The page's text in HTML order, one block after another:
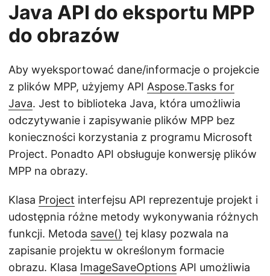
Java API do eksportu MPP
do obrazów
Aby wyeksportować dane/informacje o projekcie
z plików MPP, użyjemy API Aspose.Tasks for
Java. Jest to biblioteka Java, która umożliwia
odczytywanie i zapisywanie plików MPP bez
konieczności korzystania z programu Microsoft
Project. Ponadto API obsługuje konwersję plików
MPP na obrazy.
Klasa Project interfejsu API reprezentuje projekt i
udostępnia różne metody wykonywania różnych
funkcji. Metoda save() tej klasy pozwala na
zapisanie projektu w określonym formacie
obrazu. Klasa ImageSaveOptions API umożliwia